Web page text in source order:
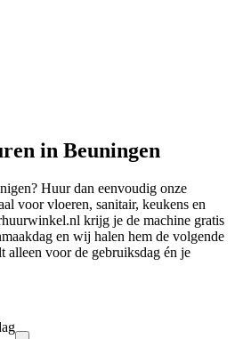
in Beuningen
Huur dan eenvoudig onze
voor vloeren, sanitair, keukens en
krijg je de machine gratis
en wij halen hem de volgende
alleen voor de gebruiksdag én je